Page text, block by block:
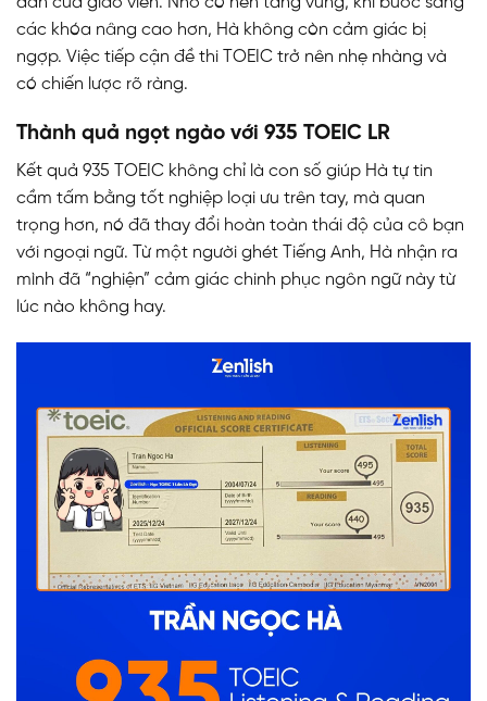
các khóa nâng cao hơn, Hà không còn cảm giác bị
ngợp. Việc tiếp cận đề thi TOEIC trở nên nhẹ nhàng và
có chiến lược rõ ràng.
Thành quả ngọt ngào với 935 TOEIC LR
Kết quả 935 TOEIC không chỉ là con số giúp Hà tự tin
cầm tấm bằng tốt nghiệp loại ưu trên tay, mà quan
trọng hơn, nó đã thay đổi hoàn toàn thái độ của cô bạn
với ngoại ngữ. Từ một người ghét Tiếng Anh, Hà nhận ra
mình đã “nghiện” cảm giác chinh phục ngôn ngữ này từ
lúc nào không hay.